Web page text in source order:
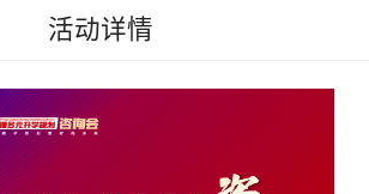
活动详情